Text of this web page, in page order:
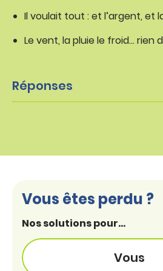
Il voulait tout : et l’argent, et
Le vent, la pluie le froid… rien
Réponses
Vous êtes perdu ?
Nos solutions pour...
Vous